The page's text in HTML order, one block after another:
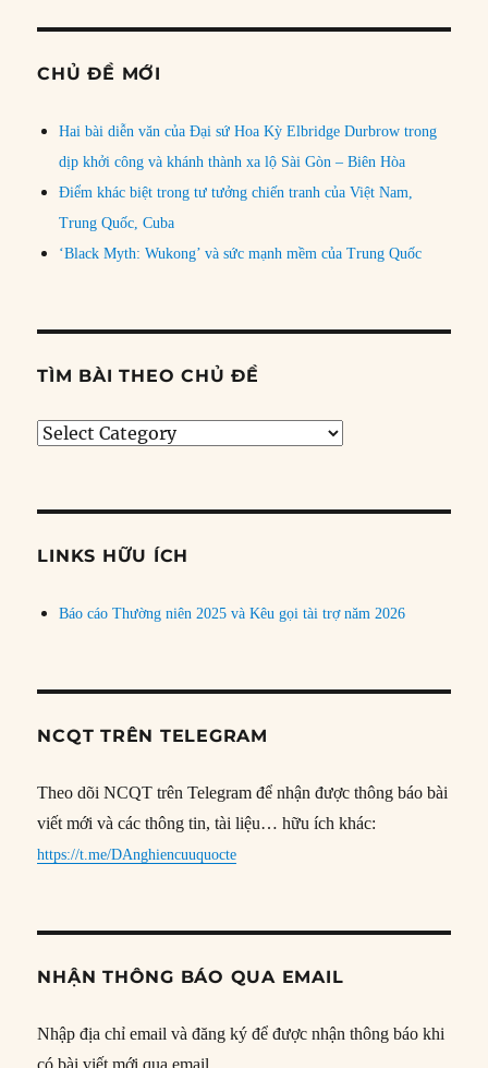
CHỦ ĐỀ MỚI
Hai bài diễn văn của Đại sứ Hoa Kỳ Elbridge Durbrow trong
dịp khởi công và khánh thành xa lộ Sài Gòn – Biên Hòa
Điểm khác biệt trong tư tưởng chiến tranh của Việt Nam,
Trung Quốc, Cuba
‘Black Myth: Wukong’ và sức mạnh mềm của Trung Quốc
TÌM BÀI THEO CHỦ ĐỀ
Tìm
đề
LINKS HỮU ÍCH
Báo cáo Thường niên 2025 và Kêu gọi tài trợ năm 2026
NCQT TRÊN TELEGRAM
Theo dõi NCQT trên Telegram để nhận được thông báo bài
viết mới và các thông tin, tài liệu… hữu ích khác:
https://t.me/DAnghiencuuquocte
NHẬN THÔNG BÁO QUA EMAIL
Nhập địa chỉ email và đăng ký để được nhận thông báo khi
có bài viết mới qua email.